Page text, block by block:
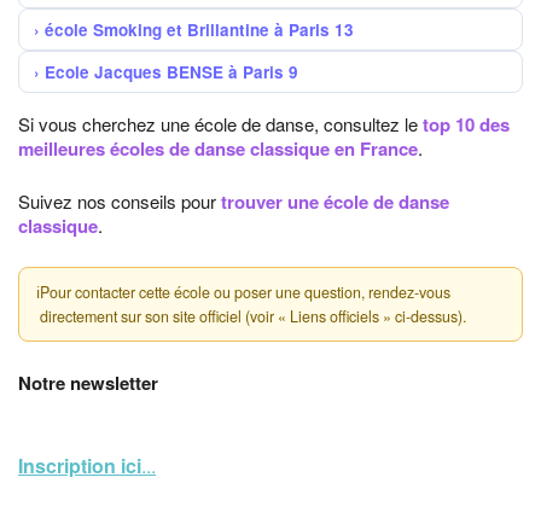
école Smoking et Brillantine à Paris 13
Ecole Jacques BENSE à Paris 9
Si vous cherchez une école de danse, consultez letop 10 des
meilleures écoles de danse classique en France.
Suivez nos conseils pourtrouver une école de danse
classique.
ℹPour contacter cette école ou poser une question, rendez-vous
directement sur son site officiel (voir « Liens officiels » ci-dessus).
Notre newsletter
Inscription ici...